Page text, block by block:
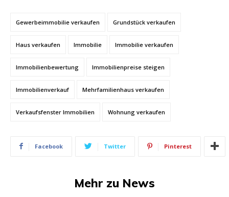
Gewerbeimmobilie verkaufen Grundstück verkaufen
Haus verkaufen Immobilie Immobilie verkaufen
Immobilienbewertung Immobilienpreise steigen
Immobilienverkauf Mehrfamilienhaus verkaufen
Verkaufsfenster Immobilien Wohnung verkaufen
Facebook Twitter Pinterest
Mehr zu News